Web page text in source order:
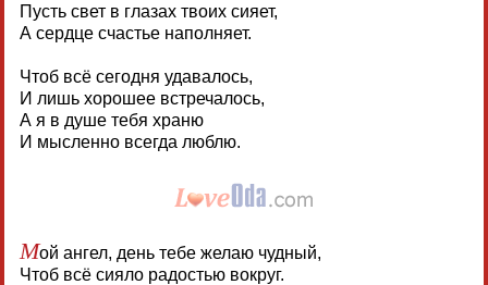
Пусть свет в глазах твоих сияет,
А сердце счастье наполняет.
Чтоб всё сегодня удавалось,
И лишь хорошее встречалось,
А я в душе тебя храню
И мысленно всегда люблю.
Мой ангел, день тебе желаю чудный,
Чтоб всё сияло радостью вокруг.